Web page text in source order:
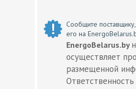
Сообщите
его на
EnergoBelarus.by
осуществляет
размещенной
Ответственность